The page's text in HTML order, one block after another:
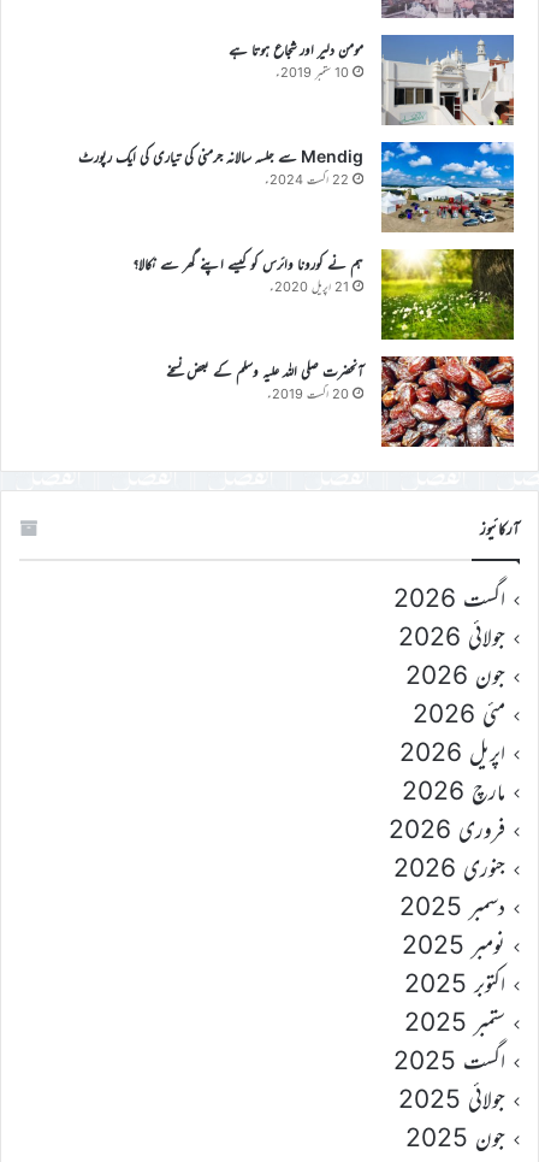
مومن دلیر اور شجاع ہوتا ہے
10 ستمبر 2019ء
Mendig سے جلسہ سالانہ جرمنی کی تیاری کی ایک رپورٹ
22 اگست 2024ء
ہم نے کورونا وائرس کو کیسے اپنے گھر سے نکالا؟
21 اپریل 2020ء
آنحضرت صلی اللہ علیہ وسلم کے بعض نسخے
20 اگست 2019ء
آرکائیوز
اگست 2026
جولائی 2026
جون 2026
مئی 2026
اپریل 2026
مارچ 2026
فروری 2026
جنوری 2026
دسمبر 2025
نومبر 2025
اکتوبر 2025
ستمبر 2025
اگست 2025
جولائی 2025
جون 2025